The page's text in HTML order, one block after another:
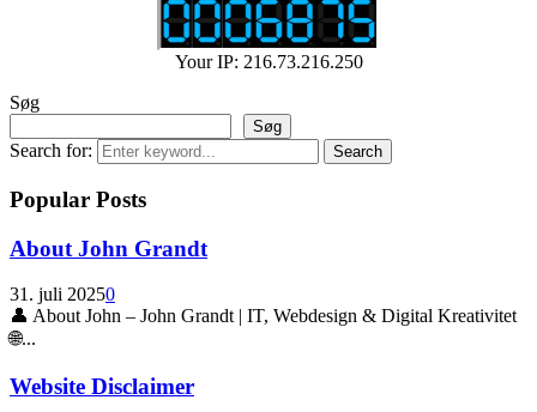
Your IP: 216.73.216.250
Søg
Søg
Search for: Search
Popular Posts
About John Grandt
31. juli 20250
👤 About John – John Grandt | IT, Webdesign & Digital Kreativitet
🌐...
Website Disclaimer